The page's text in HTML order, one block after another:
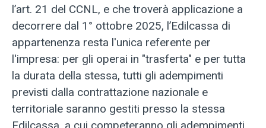
l’art. 21 del CCNL, e che troverà applicazione a
decorrere dal 1° ottobre 2025, l’Edilcassa di
appartenenza resta l'unica referente per
l'impresa: per gli operai in "trasferta" e per tutta
la durata della stessa, tutti gli adempimenti
previsti dalla contrattazione nazionale e
territoriale saranno gestiti presso la stessa